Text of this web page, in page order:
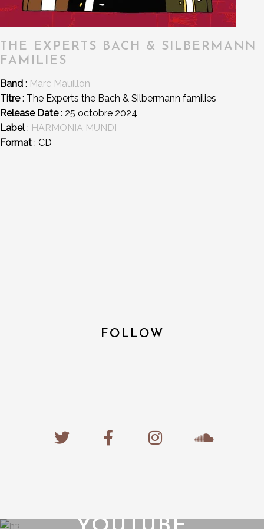
THE EXPERTS BACH & SILBERMANN
FAMILIES
Band : Marc Mauillon
Titre: The Experts the Bach & Silbermann families
Release Date: 25 octobre 2024
Label: HARMONIA MUNDI
Format : CD
FOLLOW